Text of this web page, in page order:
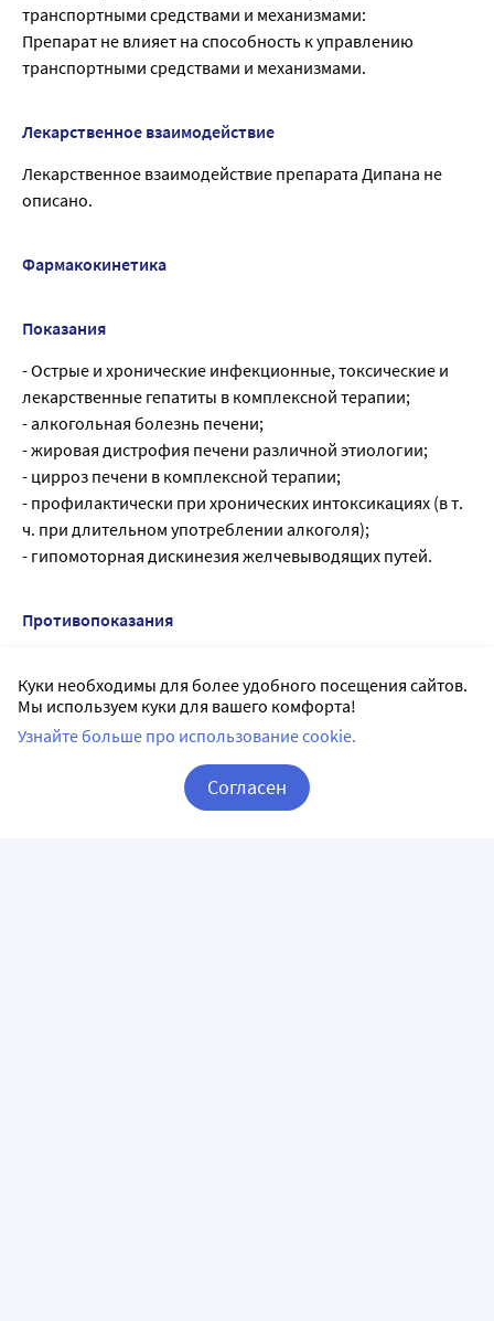
транспортными средствами и механизмами:
Препарат не влияет на способность к управлению
транспортными средствами и механизмами.
Лекарственное взаимодействие
Лекарственное взаимодействие препарата Дипана не
описано.
Фармакокинетика
Показания
- Острые и хронические инфекционные, токсические и
лекарственные гепатиты в комплексной терапии;
- алкогольная болезнь печени;
- жировая дистрофия печени различной этиологии;
- цирроз печени в комплексной терапии;
- профилактически при хронических интоксикациях (в т.
ч. при длительном употреблении алкоголя);
- гипомоторная дискинезия желчевыводящих путей.
Противопоказания
препарата, беременность, период грудного
вскармливания.
Учитывая отсутствие опыта применения препарата у
детей младше 10 лет, не рекомендуется использование
данного препарата у этой возрастной группы.
Куки необходимы для более удобного посещения сайтов.
Мы используем куки для вашего комфорта!
Узнайте больше про использование cookie.
Согласен